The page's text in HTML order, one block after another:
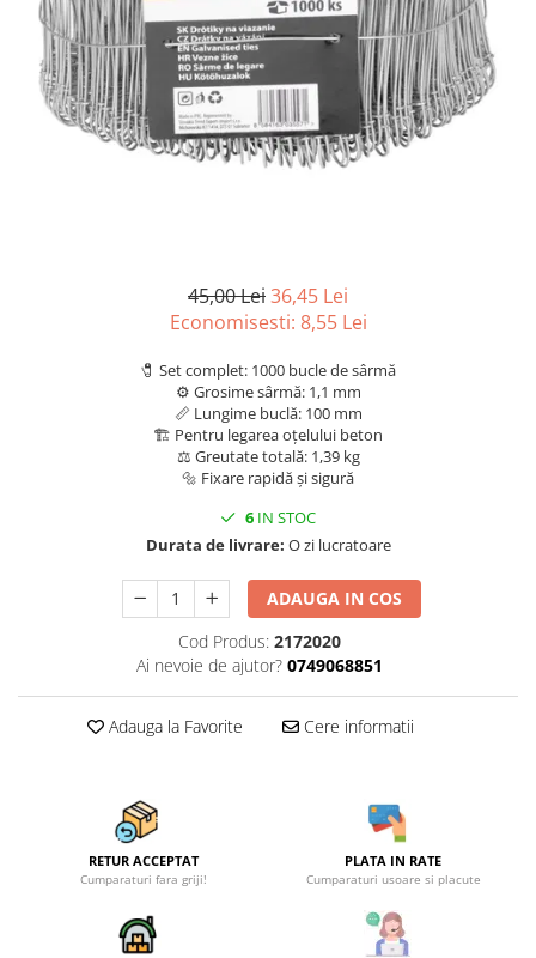
Sfoara si franghii
Suruburi, dibluri si accesorii
prindere
Mufe si conectori irigare
Panouri si elemente gard
Pavaje si borduri
Programatoare stropire
Pentru toaleta si wc
Pentru toate suprafetele
Solutii pentru suprafetele din lemn
Solutii specializate
Solutii profesionale pentru
45,00 Lei36,45 Lei
Economisesti: 8,55 Lei
🧷 Set complet: 1000 bucle de sârmă
⚙️ Grosime sârmă: 1,1 mm
📏 Lungime buclă: 100 mm
🏗️ Pentru legarea oțelului beton
⚖️ Greutate totală: 1,39 kg
🔩 Fixare rapidă și sigură
6 IN STOC
Durata de livrare: O zi lucratoare
ADAUGA IN COS
Cod Produs: 2172020
Ai nevoie de ajutor? 0749068851
Adauga la Favorite Cere informatii
RETUR ACCEPTAT
Cumparaturi fara griji!
PLATA IN RATE
Cumparaturi usoare si placute